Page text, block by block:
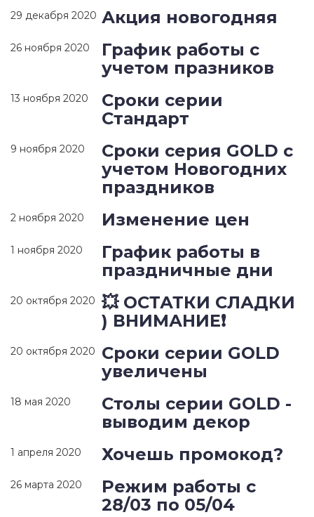
29 декабря 2020 Акция новогодняя
26 ноября 2020
График работы с
учетом празников
13 ноября 2020
Сроки серии
Стандарт
9 ноября 2020
Сроки серия GOLD c
учетом Новогодних
праздников
2 ноября 2020 Изменение цен
1 ноября 2020
График работы в
праздничные дни
20 октября 2020 💥 ОСТАТКИ СЛАДКИ
) ВНИМАНИЕ❗
20 октября 2020
Сроки серии GOLD
увеличены
18 мая 2020
Столы серии GOLD -
выводим декор
1 апреля 2020 Хочешь промокод?
26 марта 2020
Режим работы с
28/03 по 05/04